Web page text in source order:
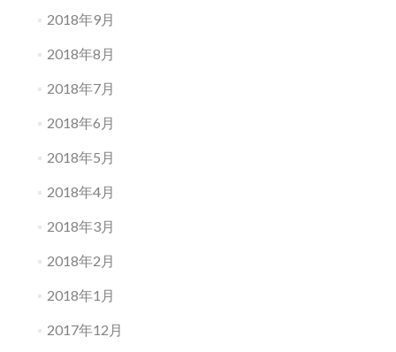
2018年9月
2018年8月
2018年7月
2018年6月
2018年5月
2018年4月
2018年3月
2018年2月
2018年1月
2017年12月